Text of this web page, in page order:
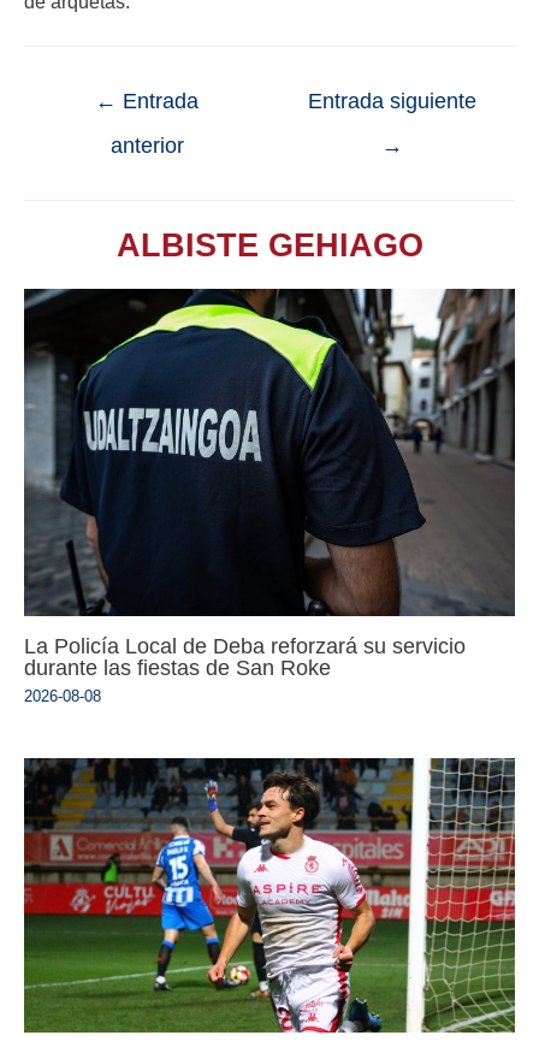
← Entrada
anterior
Entrada siguiente
→
ALBISTE GEHIAGO
La Policía Local de Deba reforzará su servicio
durante las fiestas de San Roke
2026-08-08